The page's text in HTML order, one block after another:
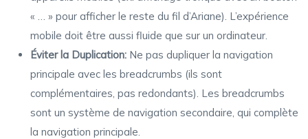
« … » pour afficher le reste du fil d’Ariane). L’expérience
mobile doit être aussi fluide que sur un ordinateur.
Éviter la Duplication: Ne pas dupliquer la navigation
principale avec les breadcrumbs (ils sont
complémentaires, pas redondants). Les breadcrumbs
sont un système de navigation secondaire, qui complète
la navigation principale.